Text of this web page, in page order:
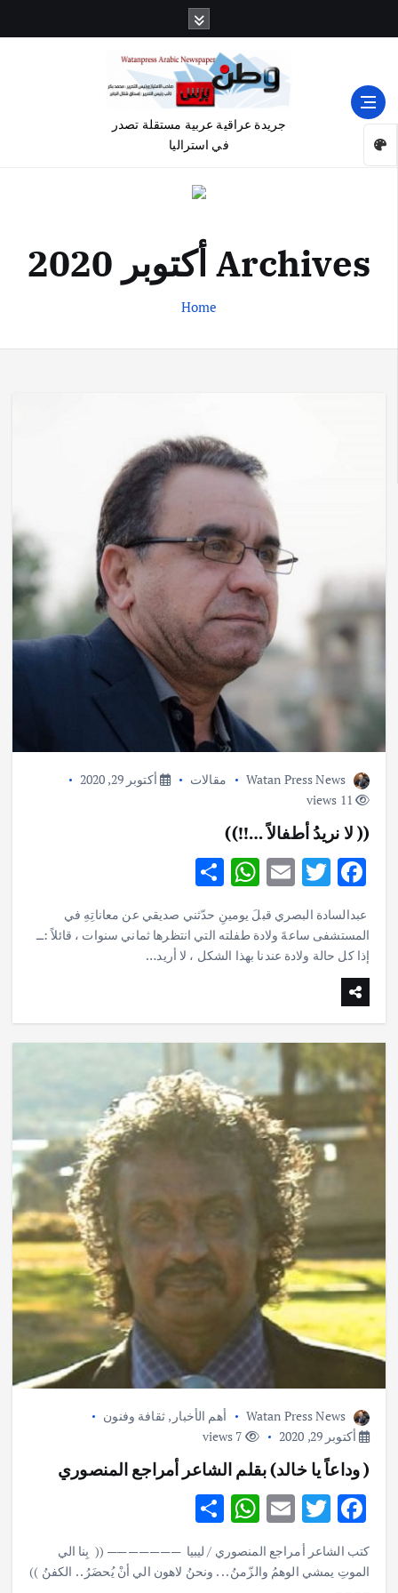
جريدة عراقية عربية مستقلة تصدر
في استراليا
Archives أكتوبر 2020
Home
Watan Press News مقالات
أكتوبر 29, 2020
11 views
(( لا نريدُ أطفالاً …!!))
F
ac
e
b
o
k
T
it
te
E
m
ai
l
W
at
s
p
p
S
ar
e
عبدالسادة البصري قبلَ يومينِ حدّثني صديقي عن معاناتِهِ في
المستشفى ساعةَ ولادة طفلته التي انتظرها ثماني سنوات ، قائلاً :ــ
إذا كل حالة ولادة عندنا بهذا الشكل ، لا أريد…
Watan Press News أهم الأخبار ,ثقافة وفنون
أكتوبر 29, 2020
( وداعاً يا خالد) بقلم الشاعر أمراجع المنصوري
F
ac
e
T
w
it
E
m
ai
W
at
S
h
ar
كتب الشاعر أمراجع المنصوري / ليبيا ——————— (( بِنا الي
الموتِ يمشي الوهمُ والزّمنُ . . . ونحنُ لاهون الي أنْ يُحضَرُ . . الكفنُ ))